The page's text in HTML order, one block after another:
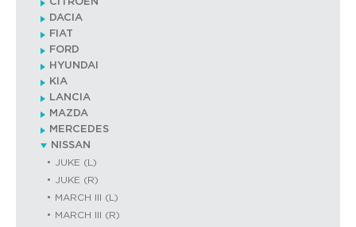
DACIA
FIAT
FORD
HYUNDAI
KIA
LANCIA
MAZDA
MERCEDES
NISSAN
JUKE (L)
JUKE (R)
MARCH III (L)
MARCH III (R)